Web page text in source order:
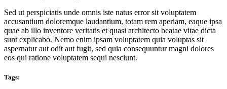
Sed ut perspiciatis unde omnis iste natus error sit voluptatem
accusantium doloremque laudantium, totam rem aperiam, eaque ipsa
quae ab illo inventore veritatis et quasi architecto beatae vitae dicta
sunt explicabo. Nemo enim ipsam voluptatem quia voluptas sit
aspernatur aut odit aut fugit, sed quia consequuntur magni dolores
eos qui ratione voluptatem sequi nesciunt.
Tags: